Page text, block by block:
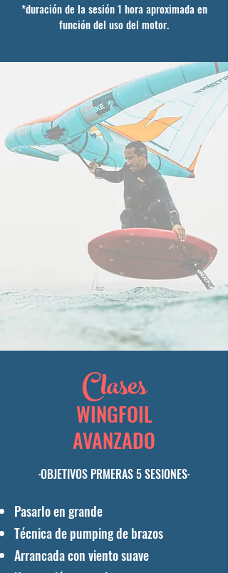
*duración de la sesión 1 hora aproximada en
función del uso del motor.
Clases
WINGFOIL
AVANZADO
·OBJETIVOS PRMERAS 5 SESIONES·
Pasarlo en grande
Técnica de pumping de brazos
Arrancada con viento suave